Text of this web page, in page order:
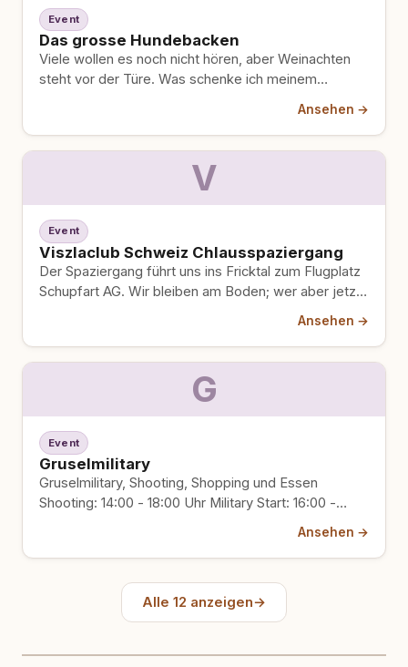
Event
Das grosse Hundebacken
Viele wollen es noch nicht hören, aber Weinachten
steht vor der Türe. Was schenke ich meinem
Ansehen →
V
Event
Viszlaclub Schweiz Chlausspaziergang
Der Spaziergang führt uns ins Fricktal zum Flugplatz
Schupfart AG. Wir bleiben am Boden; wer aber jetzt
Ansehen →
G
Event
Gruselmilitary
Gruselmilitary, Shooting, Shopping und Essen
Shooting: 14:00 - 18:00 Uhr Military Start: 16:00 -
Ansehen →
Alle 12 anzeigen→